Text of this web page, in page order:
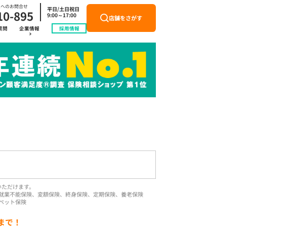
のお問合せ
895
平日/土日祝日
9:00～17:00
問 企業情報 採用情報
店舗をさがす
だけます。
不能保険、変額保険、終身保険、定期保険、養老保険
ット保険
で！